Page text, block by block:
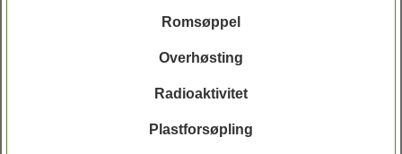
Romsøppel
Overhøsting
Radioaktivitet
Plastforsøpling